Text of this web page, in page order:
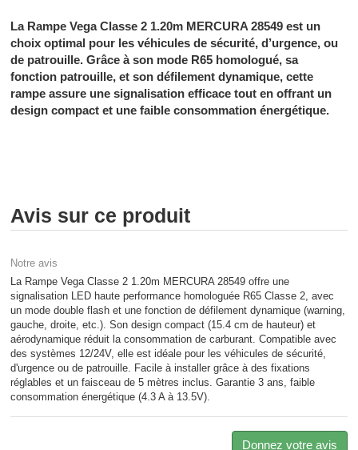
La Rampe Vega Classe 2 1.20m MERCURA 28549 est un
choix optimal pour les véhicules de sécurité, d’urgence, ou
de patrouille. Grâce à son mode R65 homologué, sa
fonction patrouille, et son défilement dynamique, cette
rampe assure une signalisation efficace tout en offrant un
design compact et une faible consommation énergétique.
Avis sur ce produit
Notre avis
La Rampe Vega Classe 2 1.20m MERCURA 28549 offre une
signalisation LED haute performance homologuée R65 Classe 2, avec
un mode double flash et une fonction de défilement dynamique (warning,
gauche, droite, etc.). Son design compact (15.4 cm de hauteur) et
aérodynamique réduit la consommation de carburant. Compatible avec
des systèmes 12/24V, elle est idéale pour les véhicules de sécurité,
d'urgence ou de patrouille. Facile à installer grâce à des fixations
réglables et un faisceau de 5 mètres inclus. Garantie 3 ans, faible
consommation énergétique (4.3 A à 13.5V).
Donnez votre avis